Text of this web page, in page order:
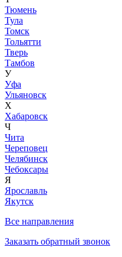
Тюмень
Тула
Томск
Тольятти
Тверь
Тамбов
У
Уфа
Ульяновск
Х
Хабаровск
Ч
Чита
Череповец
Челябинск
Чебоксары
Я
Ярославль
Якутск
Все направления
Заказать обратный звонок